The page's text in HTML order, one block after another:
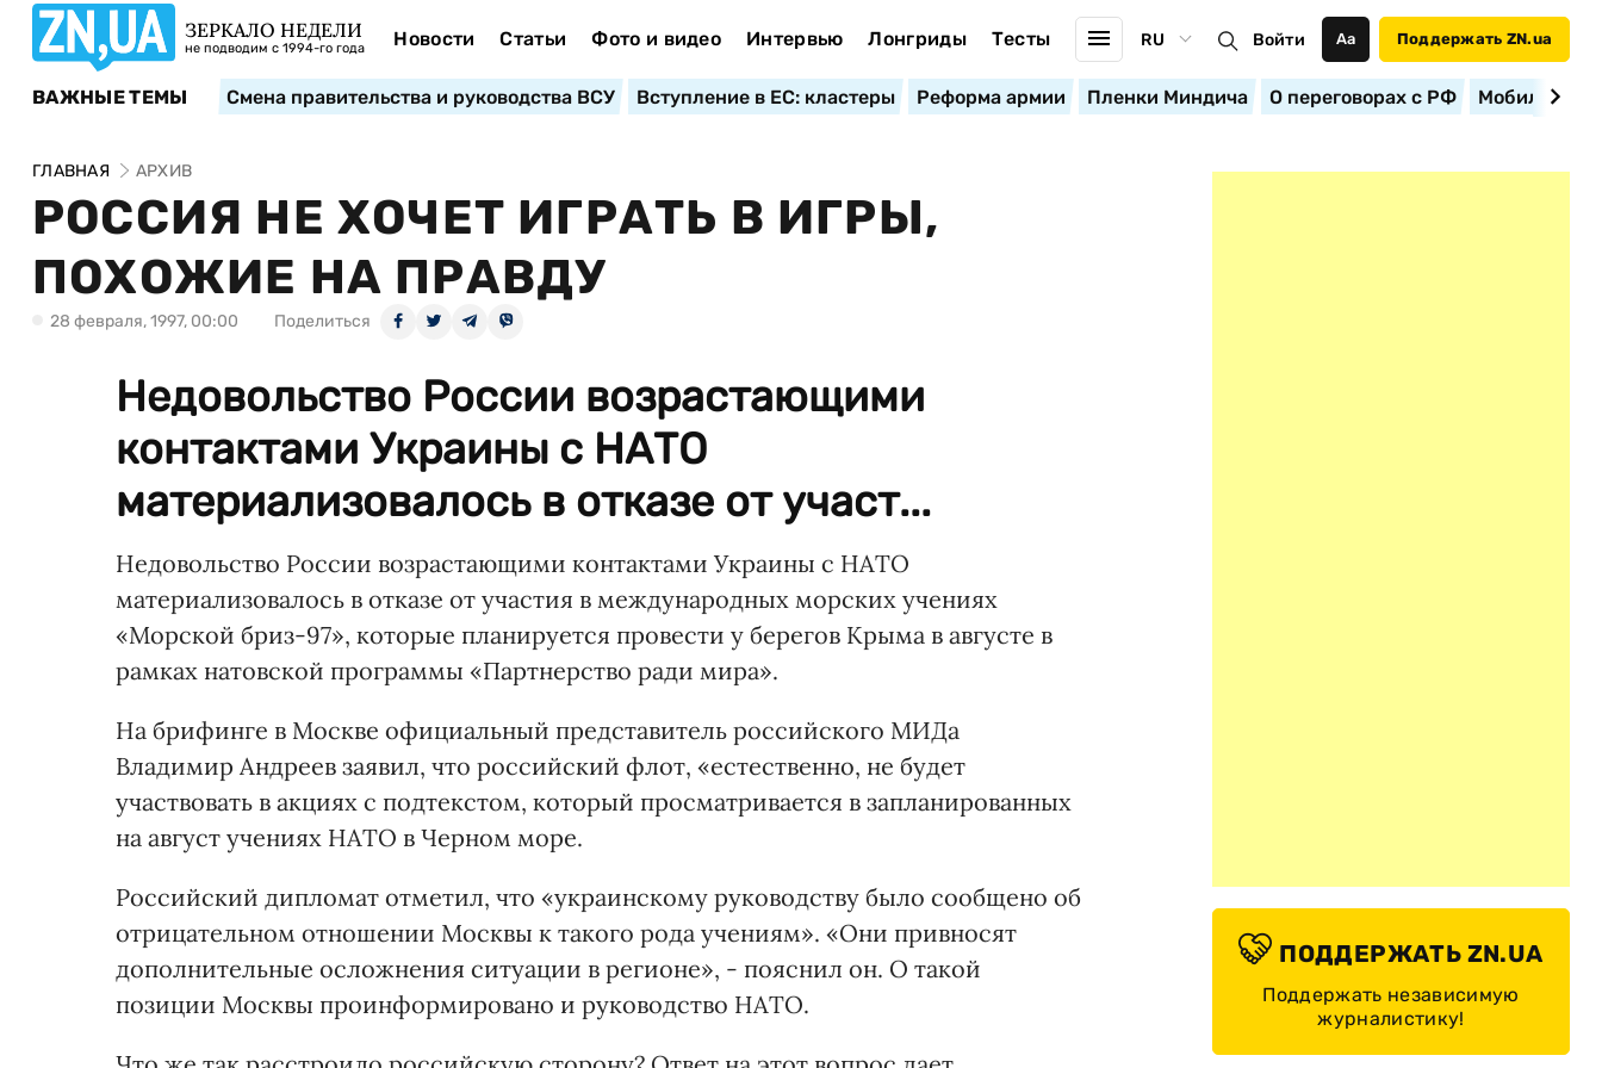
ЗЕРКАЛО НЕДЕЛИ
не подводим с 1994-го года Новости Статьи Фото и видео Интервью Лонгриды Тесты RU Войти Аа Поддержать ZN.ua
ВАЖНЫЕ ТЕМЫ Смена правительства и руководства ВСУ Вступление в ЕС: кластеры Реформа армии Пленки Миндича О переговорах с РФ
ГЛАВНАЯ АРХИВ
РОССИЯ НЕ ХОЧЕТ ИГРАТЬ В ИГРЫ,
ПОХОЖИЕ НА ПРАВДУ
28 февраля, 1997, 00:00 Поделиться
Недовольство России возрастающими
контактами Украины с НАТО
материализовалось в отказе от участ...
Недовольство России возрастающими контактами Украины с НАТО
материализовалось в отказе от участия в международных морских учениях
«Морской бриз-97», которые планируется провести у берегов Крыма в августе в
рамках натовской программы «Партнерство ради мира».
На брифинге в Москве официальный представитель российского МИДа
Владимир Андреев заявил, что российский флот, «естественно, не будет
участвовать в акциях с подтекстом, который просматривается в запланированных
на август учениях НАТО в Черном море.
Российский дипломат отметил, что «украинскому руководству было сообщено об
отрицательном отношении Москвы к такого рода учениям». «Они привносят
дополнительные осложнения ситуации в регионе», - пояснил он. О такой
позиции Москвы проинформировано и руководство НАТО.
ПОДДЕРЖАТЬ ZN.UA
Поддержать независимую
журналистику!